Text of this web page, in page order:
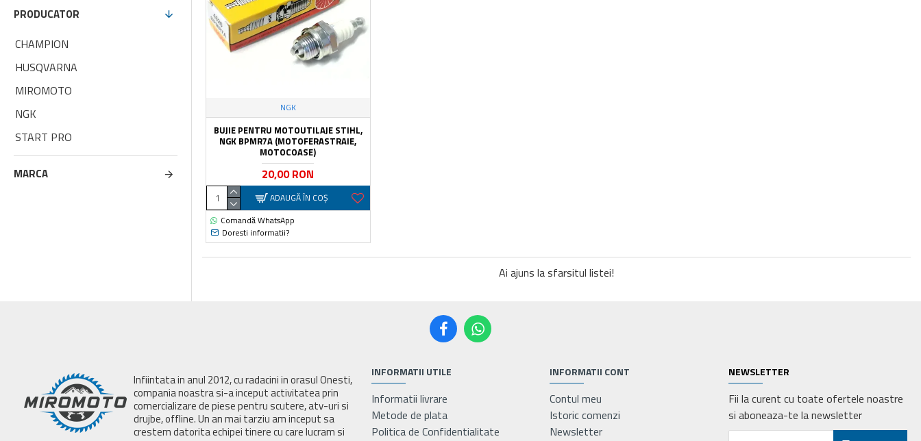
PRODUCATOR
CHAMPION
HUSQVARNA
MIROMOTO
NGK
START PRO
MARCA
NGK
BUJIE PENTRU MOTOUTILAJE STIHL,
NGK BPMR7A (MOTOFERASTRAIE,
MOTOCOASE)
20,00 RON
ADAUGĂ ÎN COŞ
Comandă WhatsApp
Doresti informatii?
Ai ajuns la sfarsitul listei!
Infiintata in anul 2012, cu radacini in orasul Onesti,
compania noastra si-a inceput activitatea prin
comercializare de piese pentru scutere, atv-uri si
drujbe, offline. Un an mai tarziu am inceput sa
crestem datorita echipei tinere cu care lucram si
INFORMATII UTILE
Informatii livrare
Metode de plata
Politica de Confidentialitate
INFORMATII CONT
Contul meu
Istoric comenzi
Newsletter
NEWSLETTER
Fii la curent cu toate ofertele noastre
si aboneaza-te la newsletter